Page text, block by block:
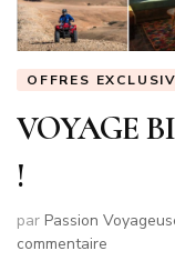
OFFRES
VOYAGE
!
par Passion
commentaire